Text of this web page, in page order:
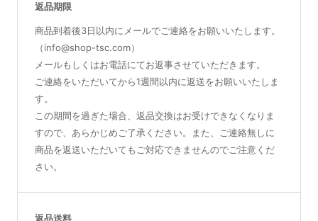
返品期限
商品到着後3日以内にメールでご連絡をお願いいたします。
（info@shop-tsc.com）
メールもしくはお電話にてお返事させていただきます。
ご連絡をいただいてから1週間以内に返送をお願いいたしま
す。
この期間を過ぎた場合、返品交換はお受けできなくなりま
すので、あらかじめご了承ください。また、ご連絡無しに
商品を返送いただいてもご対応できませんのでご注意くだ
さい。
返品送料